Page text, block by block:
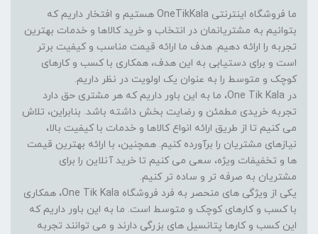
ما فروشگاه اینترنتی OneTikKala هستیم و افتخار داریم که
بتوانیم به مشتریانمان در انتخاب و خرید کالاها و خدمات بهترین
تجربه را ارائه دهیم. هدف ما ارائه قیمت مناسب و کیفیت برتر
است و برای دستیابی به این هدف، همکاری با کسب و کارهای
کوچک و متوسط را به عنوان یک اولویت در نظر داریم.
در One Tik Kala، ما به این باور داریم که هر مشتری حق دارد
تجربه خریدی مطمئن و رضایت بخش داشته باشد. بنابراین، تلاش
می کنیم تا از طریق ارائه انواع کالاها و خدمات با کیفیت بالا،
نیازهای مشتریان را برآورده کنیم. همچنین، با ارائه بهترین قیمت
ها و تخفیفات ویژه، سعی می کنیم تا خرید آنلاین را برای
مشتریان به صرفه تر و ساده تر کنیم.
یکی از ویژگی های منحصر به فرد فروشگاه One Tik Kala، همکاری
با کسب و کارهای کوچک و متوسط است. ما به این باور داریم که
این کسب و کارها پتانسیل های بزرگی دارند و می توانند تجربه